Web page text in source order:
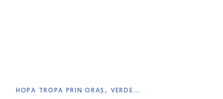
HOPA TROPA PRIN ORAŞ , VERDE...